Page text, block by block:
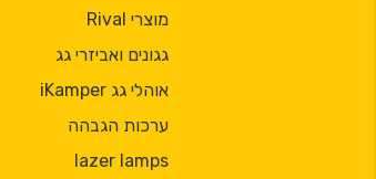
מוצרי Rival
גגונים ואביזרי גג
אוהלי גג iKamper
ערכות הגבהה
lazer lamps